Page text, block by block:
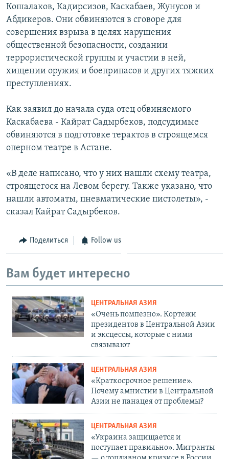
Кошалаков, Кадирсизов, Каскабаев, Жунусов и
Абдикеров. Они обвиняются в сговоре для
совершения взрыва в целях нарушения
общественной безопасности, создании
террористической группы и участии в ней,
хищении оружия и боеприпасов и других тяжких
преступлениях.
Как заявил до начала суда отец обвиняемого
Каскабаева - Кайрат Садырбеков, подсудимые
обвиняются в подготовке терактов в строящемся
оперном театре в Астане.
«В деле написано, что у них нашли схему театра,
строящегося на Левом берегу. Также указано, что
нашли автоматы, пневматические пистолеты», -
сказал Кайрат Садырбеков.
Поделиться Follow us
Вам будет интересно
ЦЕНТРАЛЬНАЯ АЗИЯ
«Очень помпезно». Кортежи
президентов в Центральной Азии
и эксцессы, которые с ними
связывают
ЦЕНТРАЛЬНАЯ АЗИЯ
«Краткосрочное решение».
Почему амнистии в Центральной
Азии не панацея от проблемы?
ЦЕНТРАЛЬНАЯ АЗИЯ
«Украина защищается и
поступает правильно». Мигранты